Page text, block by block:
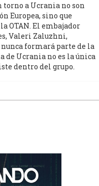
torno a Ucrania no son
Europea, sino que
OTAN. El embajador
Valeri Zaluzhni,
nunca formará parte de la
de Ucrania no es la única
dentro del grupo.